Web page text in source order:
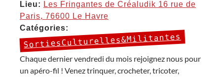
Lieu: Les Fringantes de Créaludik 16 rue de
Paris, 76600 Le Havre
Catégories:
SortiesCulturelles&Militantes
Chaque dernier vendredi du mois rejoignez nous pour
un apéro-fil ! Venez trinquer, crocheter, tricoter,